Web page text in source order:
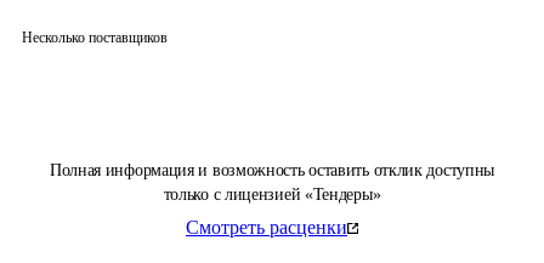
Полная информация и возможность оставить отклик доступны
только с лицензией «Тендеры»
Смотреть расценки
Несколько поставщиков